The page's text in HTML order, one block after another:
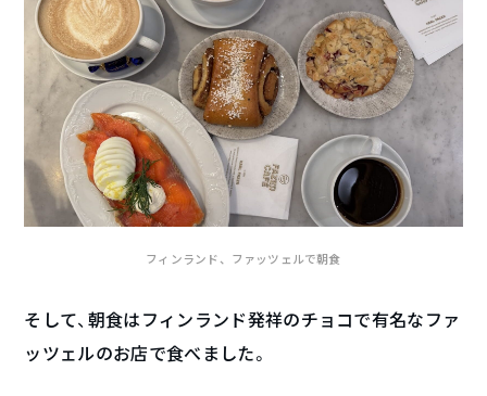
フィンランド、ファッツェルで朝食
そして、朝食はフィンランド発祥のチョコで有名なファ
ッツェルのお店で食べました。